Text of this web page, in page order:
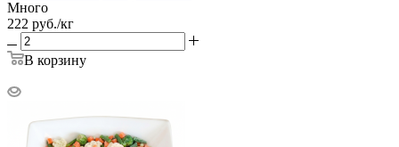
Много
222 руб./кг
В корзину